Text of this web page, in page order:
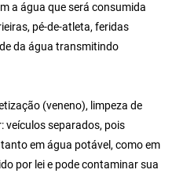
a água que será consumida
pé-de-atleta, feridas
da água transmitindo
(veneno), limpeza de
veículos separados, pois
em água potável, como em
por lei e pode contaminar sua